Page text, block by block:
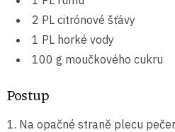
2 PL citrónové šťávy
1 PL horké vody
100 g moučkového cukru
Postup
1. Na opačné straně plecu